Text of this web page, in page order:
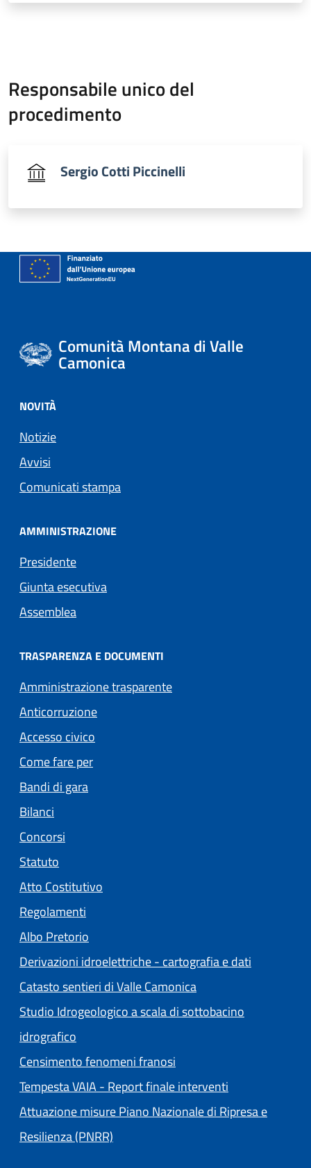
Responsabile unico del
procedimento
Sergio Cotti Piccinelli
Comunità Montana di Valle
Camonica
NOVITÀ
Notizie
Avvisi
Comunicati stampa
AMMINISTRAZIONE
Presidente
Giunta esecutiva
Assemblea
TRASPARENZA E DOCUMENTI
Amministrazione trasparente
Anticorruzione
Accesso civico
Come fare per
Bandi di gara
Bilanci
Concorsi
Statuto
Atto Costitutivo
Regolamenti
Albo Pretorio
Derivazioni idroelettriche - cartografia e dati
Catasto sentieri di Valle Camonica
Studio Idrogeologico a scala di sottobacino
idrografico
Censimento fenomeni franosi
Tempesta VAIA - Report finale interventi
Attuazione misure Piano Nazionale di Ripresa e
Resilienza (PNRR)